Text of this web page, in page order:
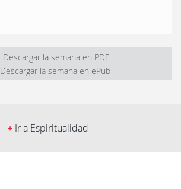
Descargar la semana en PDF
Descargar la semana en ePub
+ Ir a Espiritualidad